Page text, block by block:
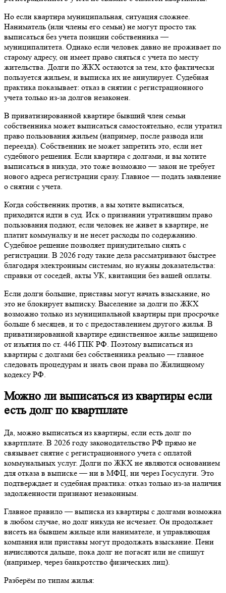
Но если квартира муниципальная, ситуация сложнее.
Наниматель (или члены его семьи) не могут просто так
выписаться без учета позиции собственника —
муниципалитета. Однако если человек давно не проживает по
старому адресу, он имеет право сняться с учета по месту
жительства. Долги по ЖКХ остаются за тем, кто фактически
пользуется жильем, и выписка их не аннулирует. Судебная
практика показывает: отказ в снятии с регистрационного
учета только из-за долгов незаконен.
В приватизированной квартире бывший член семьи
собственника может выписаться самостоятельно, если утратил
право пользования жильем (например, после развода или
переезда). Собственник не может запретить это, если нет
судебного решения. Если квартира с долгами, и вы хотите
выписаться в никуда, это тоже возможно — закон не требует
нового адреса регистрации сразу. Главное — подать заявление
о снятии с учета.
Когда собственник против, а вы хотите выписаться,
приходится идти в суд. Иск о признании утратившим право
пользования подают, если человек не живет в квартире, не
платит коммуналку и не несет расходы по содержанию.
Судебное решение позволяет принудительно снять с
регистрации. В 2026 году такие дела рассматривают быстрее
благодаря электронным системам, но нужны доказательства:
справки от соседей, акты УК, квитанции без вашей оплаты.
Если долги большие, приставы могут начать взыскание, но
это не блокирует выписку. Выселение за долги по ЖКХ
возможно только из муниципальной квартиры при просрочке
больше 6 месяцев, и то с предоставлением другого жилья. В
приватизированной квартире единственное жилье защищено
от изъятия по ст. 446 ГПК РФ. Поэтому выписаться из
квартиры с долгами без собственника реально — главное
следовать процедурам и знать свои права по Жилищному
кодексу РФ.
Можно ли выписаться из квартиры если
есть долг по квартплате
Да, можно выписаться из квартиры, если есть долг по
квартплате. В 2026 году законодательство РФ прямо не
связывает снятие с регистрационного учета с оплатой
коммунальных услуг. Долги по ЖКХ не являются основанием
для отказа в выписке — ни в МФЦ, ни через Госуслуги. Это
подтверждает и судебная практика: отказ только из-за наличия
задолженности признают незаконным.
Главное правило — выписка из квартиры с долгами возможна
в любом случае, но долг никуда не исчезает. Он продолжает
висеть на бывшем жильце или нанимателе, и управляющая
компания или приставы могут продолжать взыскание. Пени
начисляются дальше, пока долг не погасят или не спишут
(например, через банкротство физических лиц).
Разберём по типам жилья: